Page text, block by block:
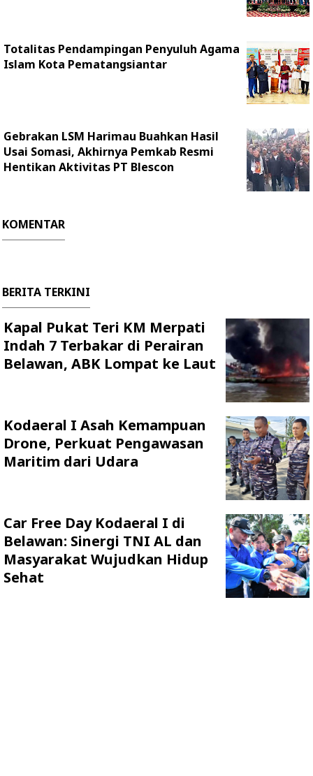
Totalitas Pendampingan Penyuluh Agama
Islam Kota Pematangsiantar
Gebrakan LSM Harimau Buahkan Hasil
Usai Somasi, Akhirnya Pemkab Resmi
Hentikan Aktivitas PT Blescon
KOMENTAR
BERITA TERKINI
Kapal Pukat Teri KM Merpati
Indah 7 Terbakar di Perairan
Belawan, ABK Lompat ke Laut
Kodaeral I Asah Kemampuan
Drone, Perkuat Pengawasan
Maritim dari Udara
Car Free Day Kodaeral I di
Belawan: Sinergi TNI AL dan
Masyarakat Wujudkan Hidup
Sehat